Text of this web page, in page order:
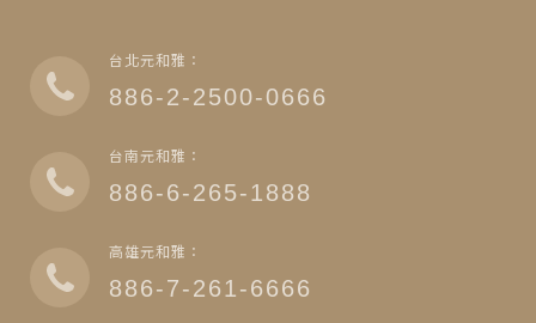
台北元和雅：
886-2-2500-0666
台南元和雅：
886-6-265-1888
高雄元和雅：
886-7-261-6666